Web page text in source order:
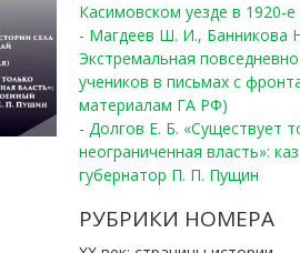
Касимовском уезде в 1920-е
- Магдеев Ш. И., Банникова
Экстремальная
учеников в письмах с
материалам ГА РФ)
- Долгов Е. Б. «Существует
неограниченная власть»:
губернатор П. П. Пущин
РУБРИКИ НОМЕРА